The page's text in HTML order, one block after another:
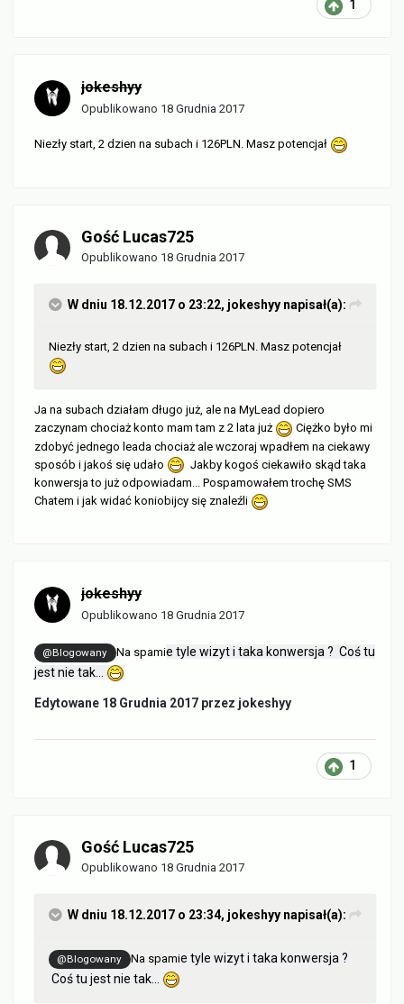
1
jokeshyy
Opublikowano 18 Grudnia 2017
Niezły start, 2 dzien na subach i 126PLN. Masz potencjał
Gość Lucas725
Opublikowano 18 Grudnia 2017
W dniu 18.12.2017 o 23:22, jokeshyy napisał(a):
Niezły start, 2 dzien na subach i 126PLN. Masz potencjał
Ja na subach działam długo już, ale na MyLead dopiero
zaczynam chociaż konto mam tam z 2 lata już
Ciężko było mi
zdobyć jednego leada chociaż ale wczoraj wpadłem na ciekawy
sposób i jakoś się udało
Jakby kogoś ciekawiło skąd taka
konwersja to już odpowiadam... Pospamowałem trochę SMS
Chatem i jak widać koniobijcy się znaleźli
jokeshyy
Opublikowano 18 Grudnia 2017
@Blogowany Na spamie tyle wizyt i taka konwersja ? Coś tu
jest nie tak...
Edytowane 18 Grudnia 2017 przez jokeshyy
1
Gość Lucas725
Opublikowano 18 Grudnia 2017
W dniu 18.12.2017 o 23:34, jokeshyy napisał(a):
@Blogowany Na spamie tyle wizyt i taka konwersja ?
Coś tu jest nie tak...